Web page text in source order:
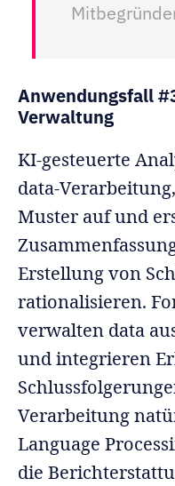
Anwendungsfall
Verwaltung
KI-gesteuerte
data-
Muster auf und
Erstellung von
rationalisieren.
verwalten data
und integrieren
Verarbeitung
Language
die